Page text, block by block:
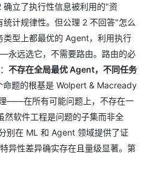
确立了执行性信息被利用的"资
计规律性。但公理 2 不回答"怎么
类型上都最优的 Agent，利用执行
永远选它，不需要路由。路由的必
不存在全局最优 Agent，不同任务
命题的根基是 Wolpert & Macready
——在所有可能问题上，不存在一
软件工程是问题的子集而非全
别在 ML 和 Agent 领域提供了证
异性差异确实存在且量级显著。第